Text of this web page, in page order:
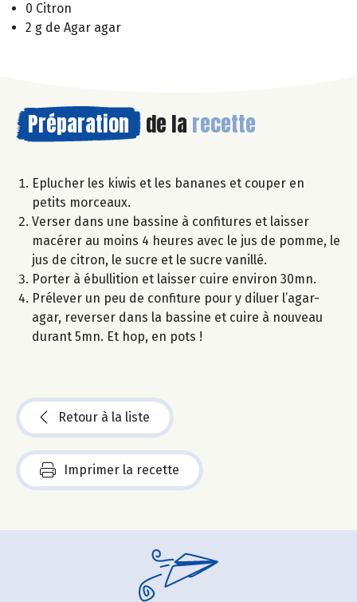
0 Citron
2 g de Agar agar
Préparation de la recette
Eplucher les kiwis et les bananes et couper en
petits morceaux.
Verser dans une bassine à confitures et laisser
macérer au moins 4 heures avec le jus de pomme, le
jus de citron, le sucre et le sucre vanillé.
Porter à ébullition et laisser cuire environ 30mn.
Prélever un peu de confiture pour y diluer l’agar-
agar, reverser dans la bassine et cuire à nouveau
durant 5mn. Et hop, en pots !
Retour à la liste
Imprimer la recette